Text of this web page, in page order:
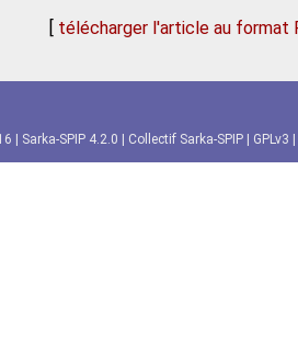
[ télécharger l'article au format
Sarka-SPIP 4.2.0 Collectif Sarka-SPIP GPLv3